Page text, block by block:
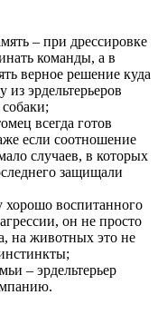
– при дрессировке
команды, а в
верное решение куда
из эрдельтерьеров
всегда готов
если соотношение
случаев, в которых
защищали
хорошо воспитанного
он не просто
на животных это не
– эрдельтерьер